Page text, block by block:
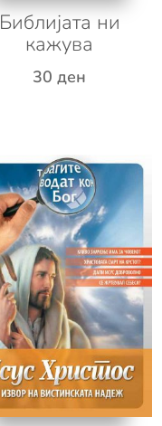
Библијата ни
кажува
30ден